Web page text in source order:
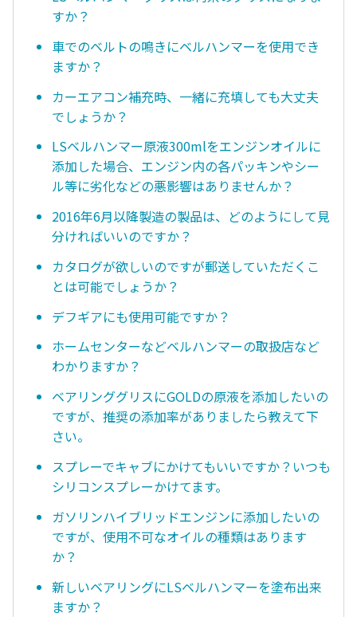
すか？
車でのベルトの鳴きにベルハンマーを使用でき
ますか？
カーエアコン補充時、一緒に充填しても大丈夫
でしょうか？
LSベルハンマー原液300mlをエンジンオイルに
添加した場合、エンジン内の各パッキンやシー
ル等に劣化などの悪影響はありませんか？
2016年6月以降製造の製品は、どのようにして見
分ければいいのですか？
カタログが欲しいのですが郵送していただくこ
とは可能でしょうか？
デフギアにも使用可能ですか？
ホームセンターなどベルハンマーの取扱店など
わかりますか？
ベアリンググリスにGOLDの原液を添加したいの
ですが、推奨の添加率がありましたら教えて下
さい。
スプレーでキャブにかけてもいいですか？いつも
シリコンスプレーかけてます。
ガソリンハイブリッドエンジンに添加したいの
ですが、使用不可なオイルの種類はあります
か？
新しいベアリングにLSベルハンマーを塗布出来
ますか？